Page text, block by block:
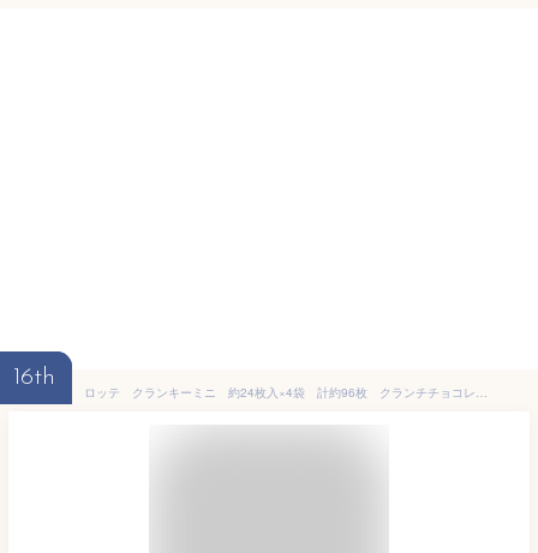
16th
ロッテ クランキーミニ 約24枚入×4袋 計約96枚 クランチチョコレート ミルクチョコ 個包装 おやつ ポイント消化 送料無料 ★夏場は溶ける恐れあり LOTTE CRUNKY